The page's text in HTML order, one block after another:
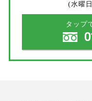
(水曜
タップ